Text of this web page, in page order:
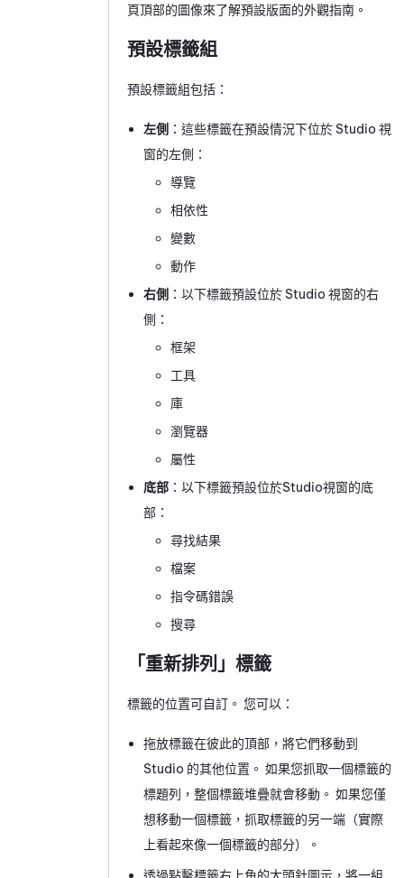
頁頂部的圖像來了解預設版面的外觀指南。
預設標籤組
預設標籤組包括：
左側 ：這些標籤在預設情況下位於 Studio 視
窗的左側：
導覽
相依性
變數
動作
右側 ：以下標籤預設位於 Studio 視窗的右
側：
框架
工具
庫
瀏覽器
屬性
底部 ：以下標籤預設位於Studio視窗的底
部：
尋找結果
檔案
指令碼錯誤
搜尋
「重新排列」標籤
標籤的位置可自訂。 您可以：
拖放標籤在彼此的頂部，將它們移動到
Studio 的其他位置。 如果您抓取一個標籤的
標題列，整個標籤堆疊就會移動。 如果您僅
想移動一個標籤，抓取標籤的另一端（實際
上看起來像一個標籤的部分）。